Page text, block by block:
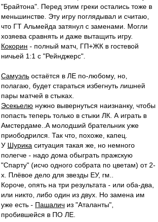
"Брайтона". Перед этим греки остались тоже в
меньшинстве. Эту игру поглядывал и считаю,
что ГТ Альмейда затянул с заменами. Могли
хозяева сравнять и даже вытащить игру.
Кокорин - полный матч, ГП+ЖК в гостевой
ничьей 1:1 с "Рейнджерс".
Самуэль остаётся в ЛЕ по-любому, но,
полагаю, будет стараться избегнуть лишней
пары матчей в стыках.
Эсекьелю нужно вывернуться наизнанку, чтобы
попасть теперь только в стыки ЛК. А играть в
Амстердаме..А молодший брательник уже
приободрился. Так что, похоже, капец.
У Шурика ситуация такая же, но немного
полегче - надо дома обыграть пражскую
"Спарту" (исчо одного собрата по цветам) от 2-
х. Плёвое дело для звезды ЕУ, гм..
Короче, опять на три результата - или оба-два,
или никто, либо один из двух. Но замена им
уже есть - Пашалич из "Аталанты",
пробившейся в ПО ЛЕ.